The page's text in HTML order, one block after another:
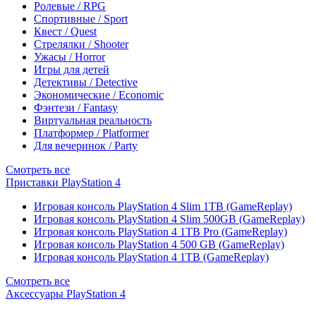
Ролевые / RPG
Спортивные / Sport
Квест / Quest
Стрелялки / Shooter
Ужасы / Horror
Игры для детей
Детективы / Detective
Экономические / Economic
Фэнтези / Fantasy
Виртуальная реальность
Платформер / Platformer
Для вечеринок / Party
Смотреть все
Приставки PlayStation 4
Игровая консоль PlayStation 4 Slim 1TB (GameReplay)
Игровая консоль PlayStation 4 Slim 500GB (GameReplay)
Игровая консоль PlayStation 4 1TB Pro (GameReplay)
Игровая консоль PlayStation 4 500 GB (GameReplay)
Игровая консоль PlayStation 4 1TB (GameReplay)
Смотреть все
Аксессуары PlayStation 4